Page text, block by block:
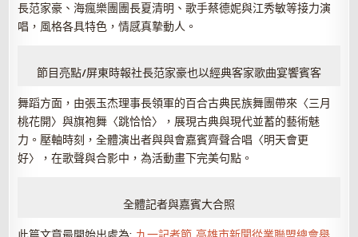
長范家豪、海瘋樂團團長夏清明、歌手蔡德妮與江秀敏等接力演
唱，風格各具特色，情感真摯動人。
節目亮點/屏東時報社長范家豪也以經典客家歌曲宴饗賓客
舞蹈方面，由張玉杰理事長領軍的百合古典民族舞團帶來〈三月
桃花開〉與旗袍舞〈跳恰恰〉，展現古典與現代並蓄的藝術魅
力。壓軸時刻，全體演出者與與會嘉賓齊聲合唱〈明天會更
好〉，在歌聲與合影中，為活動畫下完美句點。
全體記者與嘉賓大合照